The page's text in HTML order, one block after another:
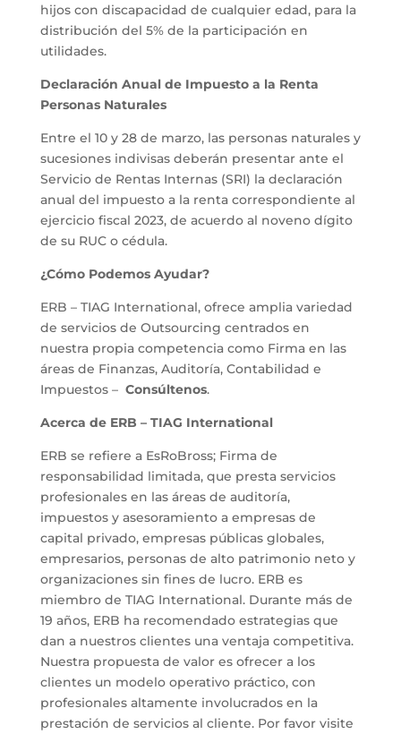
hijos con discapacidad de cualquier edad, para la
distribución del 5% de la participación en
utilidades.
Declaración Anual de Impuesto a la Renta
Personas Naturales
Entre el 10 y 28 de marzo, las personas naturales y
sucesiones indivisas deberán presentar ante el
Servicio de Rentas Internas (SRI) la declaración
anual del impuesto a la renta correspondiente al
ejercicio fiscal 2023, de acuerdo al noveno dígito
de su RUC o cédula.
¿Cómo Podemos Ayudar?
ERB – TIAG International, ofrece amplia variedad
de servicios de Outsourcing centrados en
nuestra propia competencia como Firma en las
áreas de Finanzas, Auditoría, Contabilidad e
Impuestos – Consúltenos.
Acerca de ERB – TIAG International
ERB se refiere a EsRoBross; Firma de
responsabilidad limitada, que presta servicios
profesionales en las áreas de auditoría,
impuestos y asesoramiento a empresas de
capital privado, empresas públicas globales,
empresarios, personas de alto patrimonio neto y
organizaciones sin fines de lucro. ERB es
miembro de TIAG International. Durante más de
19 años, ERB ha recomendado estrategias que
dan a nuestros clientes una ventaja competitiva.
Nuestra propuesta de valor es ofrecer a los
clientes un modelo operativo práctico, con
profesionales altamente involucrados en la
prestación de servicios al cliente. Por favor visite